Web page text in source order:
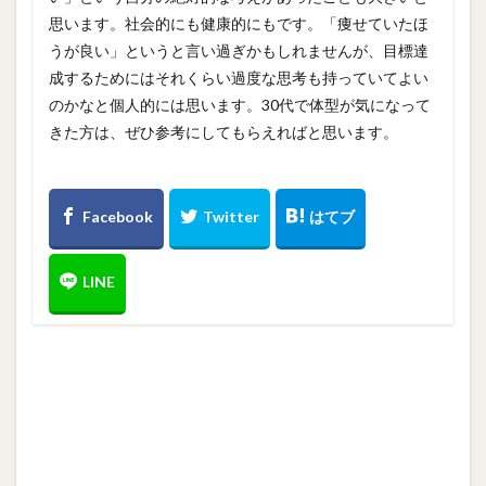
思います。社会的にも健康的にもです。「痩せていたほ
うが良い」というと言い過ぎかもしれませんが、目標達
成するためにはそれくらい過度な思考も持っていてよい
のかなと個人的には思います。30代で体型が気になって
きた方は、ぜひ参考にしてもらえればと思います。